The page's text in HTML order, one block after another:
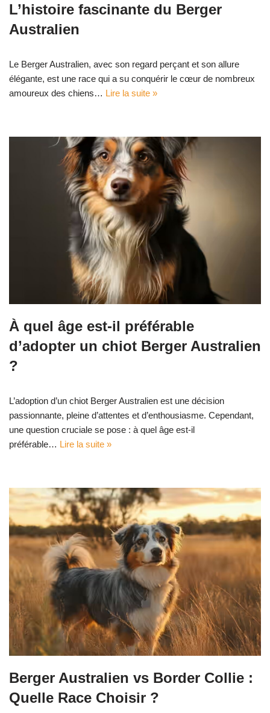
L’histoire fascinante du Berger
Australien
Le Berger Australien, avec son regard perçant et son allure
élégante, est une race qui a su conquérir le cœur de nombreux
amoureux des chiens… Lire la suite »
À quel âge est-il préférable
d’adopter un chiot Berger Australien
?
L’adoption d’un chiot Berger Australien est une décision
passionnante, pleine d’attentes et d’enthousiasme. Cependant,
une question cruciale se pose : à quel âge est-il
préférable… Lire la suite »
Berger Australien vs Border Collie :
Quelle Race Choisir ?